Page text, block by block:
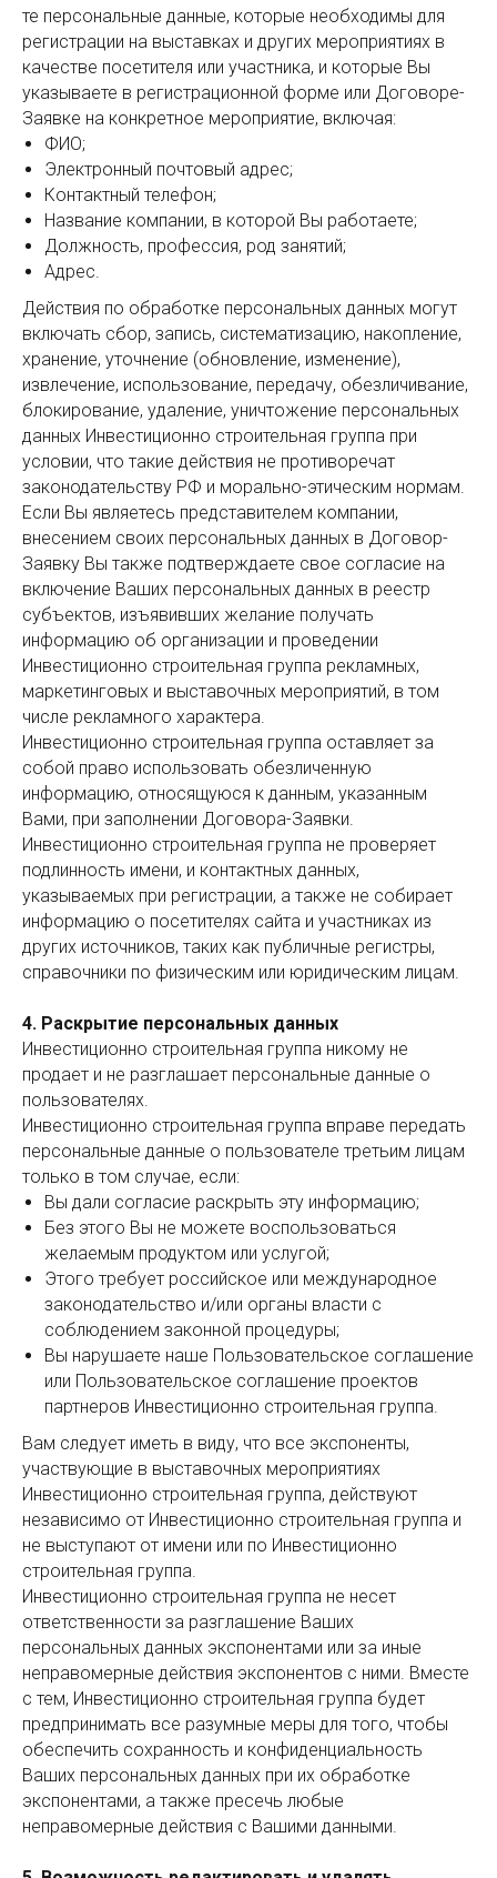
те персональные данные, которые необходимы для
регистрации на выставках и других мероприятиях в
качестве посетителя или участника, и которые Вы
указываете в регистрационной форме или Договоре-
Заявке на конкретное мероприятие, включая:
ФИО;
Электронный почтовый адрес;
Контактный телефон;
Название компании, в которой Вы работаете;
Должность, профессия, род занятий;
Адрес.
Действия по обработке персональных данных могут
включать сбор, запись, систематизацию, накопление,
хранение, уточнение (обновление, изменение),
извлечение, использование, передачу, обезличивание,
блокирование, удаление, уничтожение персональных
данных Инвестиционно строительная группа при
условии, что такие действия не противоречат
законодательству РФ и морально-этическим нормам.
Если Вы являетесь представителем компании,
внесением своих персональных данных в Договор-
Заявку Вы также подтверждаете свое согласие на
включение Ваших персональных данных в реестр
субъектов, изъявивших желание получать
информацию об организации и проведении
Инвестиционно строительная группа рекламных,
маркетинговых и выставочных мероприятий, в том
числе рекламного характера.
Инвестиционно строительная группа оставляет за
собой право использовать обезличенную
информацию, относящуюся к данным, указанным
Вами, при заполнении Договора-Заявки.
Инвестиционно строительная группа не проверяет
подлинность имени, и контактных данных,
указываемых при регистрации, а также не собирает
информацию о посетителях сайта и участниках из
других источников, таких как публичные регистры,
справочники по физическим или юридическим лицам.
4. Раскрытие персональных данных
Инвестиционно строительная группа никому не
продает и не разглашает персональные данные о
пользователях.
Инвестиционно строительная группа вправе передать
персональные данные о пользователе третьим лицам
только в том случае, если:
Вы дали согласие раскрыть эту информацию;
Без этого Вы не можете воспользоваться
желаемым продуктом или услугой;
Этого требует российское или международное
законодательство и/или органы власти с
соблюдением законной процедуры;
Вы нарушаете наше Пользовательское соглашение
или Пользовательское соглашение проектов
партнеров Инвестиционно строительная группа.
Вам следует иметь в виду, что все экспоненты,
участвующие в выставочных мероприятиях
Инвестиционно строительная группа, действуют
независимо от Инвестиционно строительная группа и
не выступают от имени или по Инвестиционно
строительная группа.
Инвестиционно строительная группа не несет
ответственности за разглашение Ваших
персональных данных экспонентами или за иные
неправомерные действия экспонентов с ними. Вместе
с тем, Инвестиционно строительная группа будет
предпринимать все разумные меры для того, чтобы
обеспечить сохранность и конфиденциальность
Ваших персональных данных при их обработке
экспонентами, а также пресечь любые
неправомерные действия с Вашими данными.